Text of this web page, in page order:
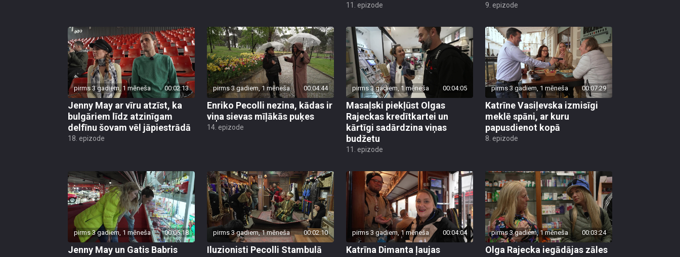
11. epizode 9. epizode
pirms 3 gadiem, 1 mēneša 00:02:13
Jenny May ar vīru atzīst, ka
bulgāriem līdz atzinīgam
delfīnu šovam vēl jāpiestrādā
18. epizode
pirms 3 gadiem, 1 mēneša 00:04:44
Enriko Pecolli nezina, kādas ir
viņa sievas mīļākās puķes
14. epizode
pirms 3 gadiem, 1 mēneša 00:04:05
Masaļski piekļūst Olgas
Rajeckas kredītkartei un
kārtīgi sadārdzina viņas
budžetu
11. epizode
pirms 3 gadiem, 1 mēneša 00:07:29
Katrīne Vasiļevska izmisīgi
meklē spāni, ar kuru
papusdienot kopā
8. epizode
pirms 3 gadiem, 1 mēneša 00:05:18
Jenny May un Gatis Babris
pirms 3 gadiem, 1 mēneša 00:02:10
Iluzionisti Pecolli Stambulā
pirms 3 gadiem, 1 mēneša 00:04:04
Katrīna Dimanta ļaujas
pirms 3 gadiem, 1 mēneša 00:03:24
Olga Rajecka iegādājas zāles